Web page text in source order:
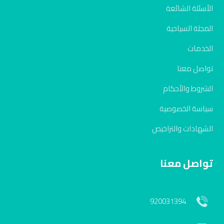
الأسئلة الشائعة
المجلة السياحية
الخدمات
تواصل معنا
الشروط والأحكام
سياسة الخصوصية
الشهادات والتراخيص
تواصل معنا
920031394